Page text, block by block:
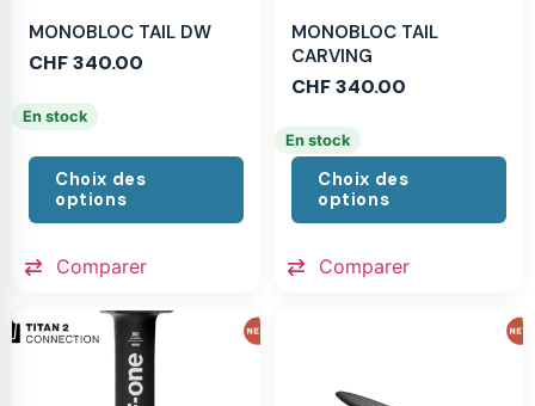
MONOBLOC TAIL DW
CHF340.00
En stock
Choix des
options
Comparer
MONOBLOC TAIL
CARVING
CHF340.00
En stock
Choix des
options
Comparer